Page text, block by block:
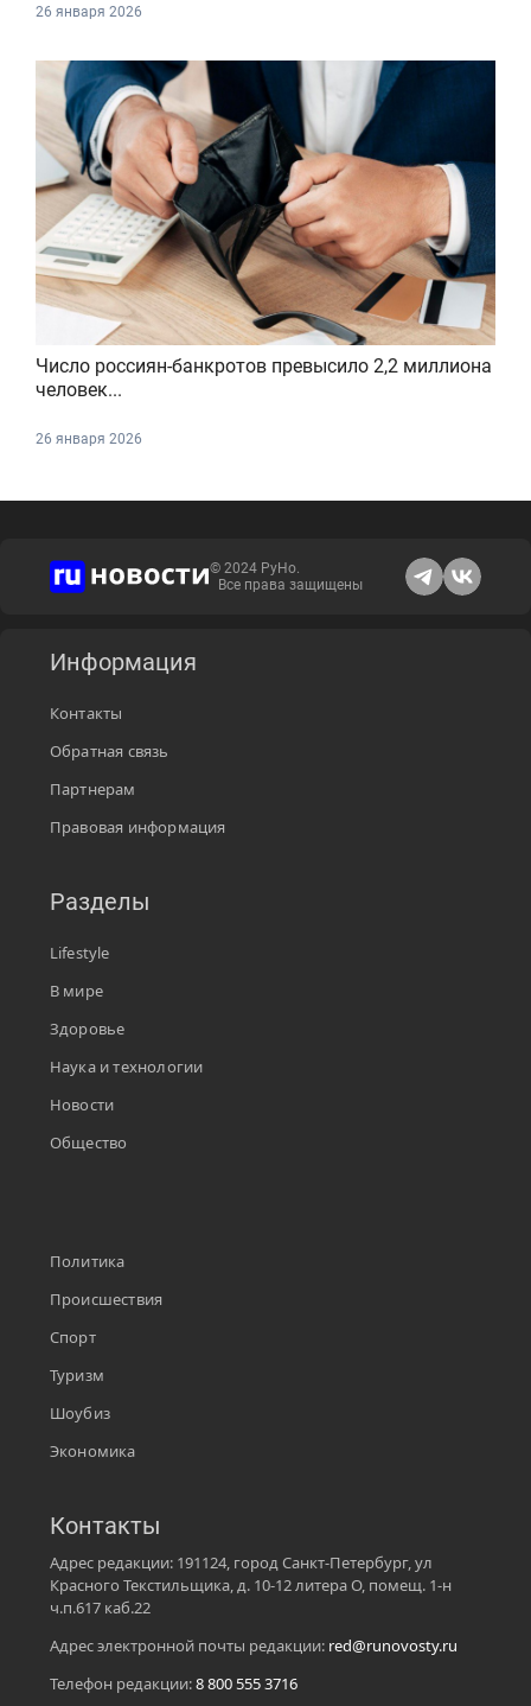
26 января 2026
Число россиян-банкротов превысило 2,2 миллиона
человек...
26 января 2026
© 2024 РуНо.
Все права защищены
Информация
Контакты
Обратная связь
Партнерам
Правовая информация
Разделы
Lifestyle
В мире
Здоровье
Наука и технологии
Новости
Общество
Политика
Происшествия
Спорт
Туризм
Шоубиз
Экономика
Контакты
Адрес редакции: 191124, город Санкт-Петербург, ул
Красного Текстильщика, д. 10-12 литера О, помещ. 1-н
ч.п.617 каб.22
Адрес электронной почты редакции: red@runovosty.ru
Телефон редакции:8 800 555 3716